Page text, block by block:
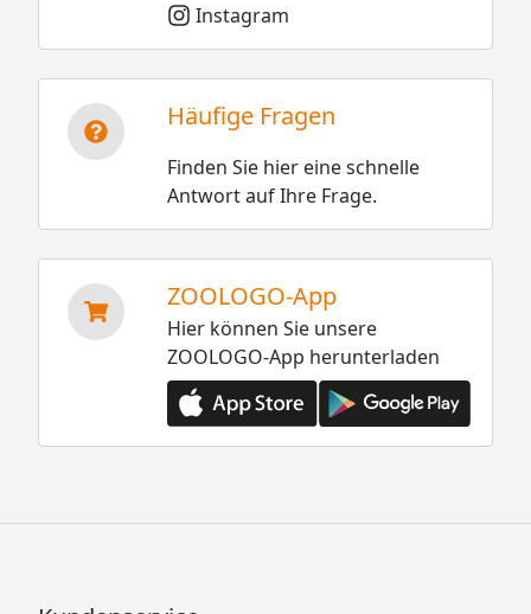
Instagram
Häufige Fragen
Finden Sie hier eine schnelle
Antwort auf Ihre Frage.
ZOOLOGO-App
Hier können Sie unsere
ZOOLOGO-App herunterladen